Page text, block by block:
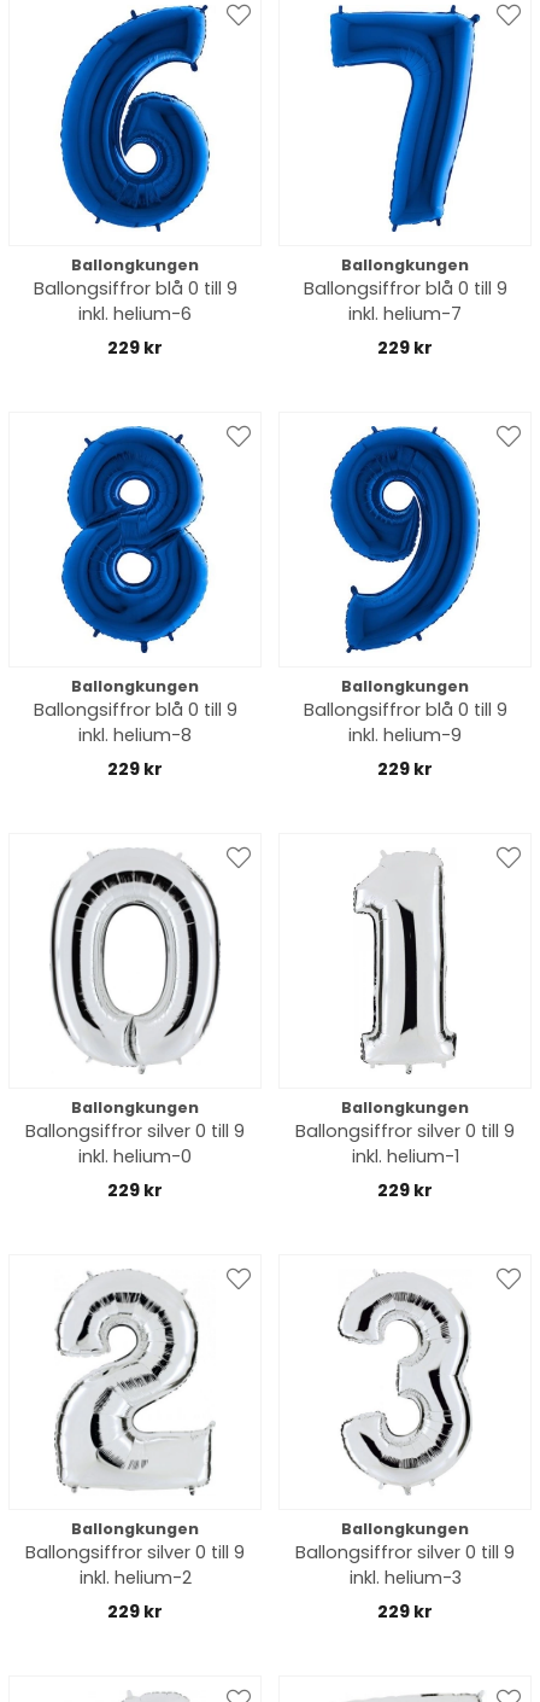
Ballongkungen
Ballongsiffror blå 0 till 9
inkl. helium-6
229 kr
Ballongkungen
Ballongsiffror blå 0 till 9
inkl. helium-7
229 kr
Ballongkungen
Ballongsiffror blå 0 till 9
inkl. helium-8
229 kr
Ballongkungen
Ballongsiffror blå 0 till 9
inkl. helium-9
229 kr
Ballongkungen
Ballongsiffror silver 0 till 9
inkl. helium-0
229 kr
Ballongkungen
Ballongsiffror silver 0 till 9
inkl. helium-1
229 kr
Ballongkungen
Ballongsiffror silver 0 till 9
inkl. helium-2
229 kr
Ballongkungen
Ballongsiffror silver 0 till 9
inkl. helium-3
229 kr